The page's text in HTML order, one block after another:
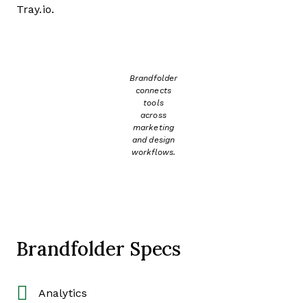
Tray.io.
Brandfolder
connects
tools
across
marketing
and design
workflows.
Brandfolder Specs
Analytics